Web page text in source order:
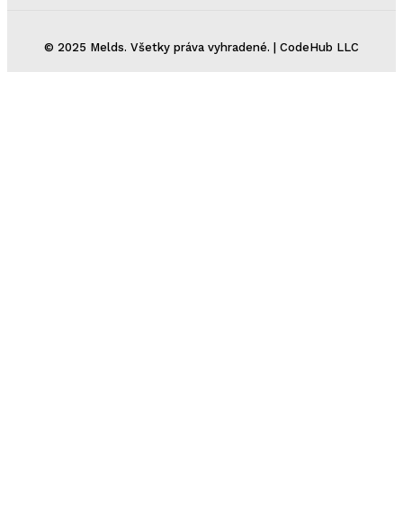
© 2025 Melds. Všetky práva vyhradené. | CodeHub LLC